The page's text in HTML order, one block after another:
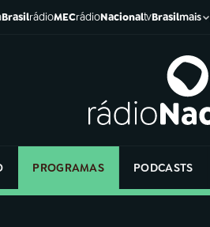
BrasilrádioMECrádioNacionaltvBrasilmais
PROGRAMAS PODCASTS